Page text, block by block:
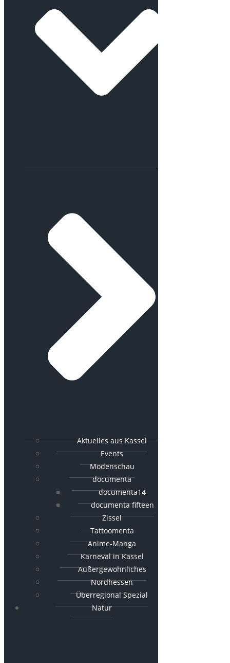
Aktuelles aus Kassel
Events
Modenschau
documenta
documenta14
documenta fifteen
Zissel
Tattoomenta
Anime-Manga
Karneval in Kassel
Außergewöhnliches
Nordhessen
Überregional Spezial
Natur